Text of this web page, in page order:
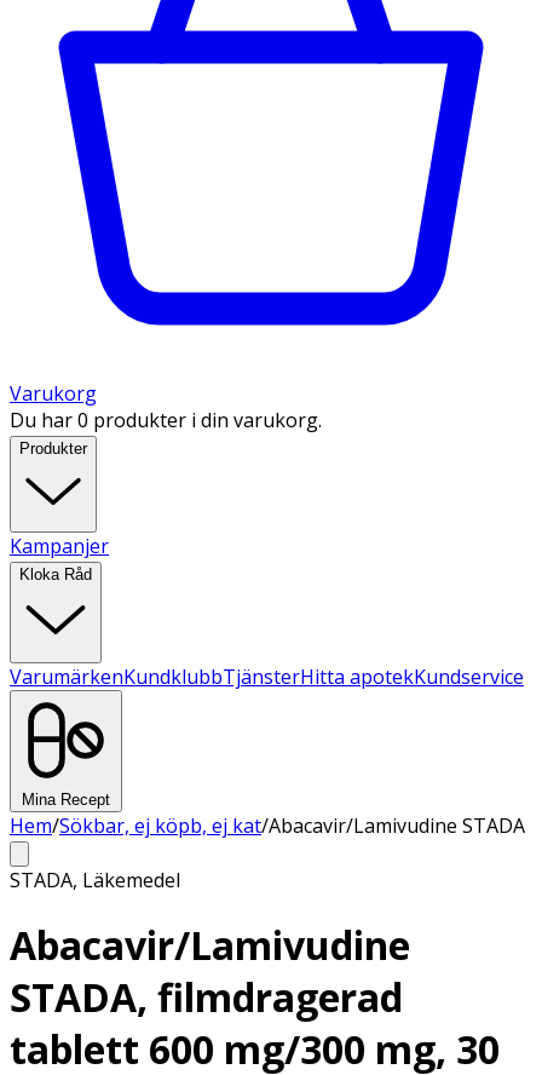
Varukorg
Du har 0 produkter i din varukorg.
Produkter
Kampanjer
Kloka Råd
VarumärkenKundklubbTjänsterHitta apotekKundservice
Mina Recept
Hem/Sökbar, ej köpb, ej kat/Abacavir/Lamivudine STADA
STADA, Läkemedel
Abacavir/Lamivudine
STADA, filmdragerad
tablett 600 mg/300 mg, 30